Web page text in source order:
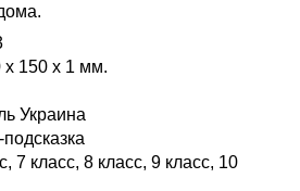
x 150 x 1 мм.
Украина
7 класс, 8 класс, 9 класс, 10